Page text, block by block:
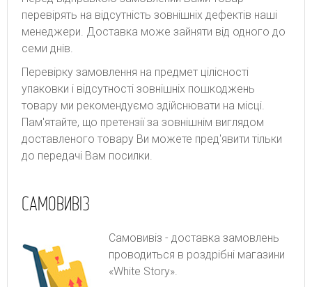
перевірять на відсутність зовнішніх дефектів наші
менеджери. Доставка може зайняти від одного до
семи днів.
Перевірку замовлення на предмет цілісності
упаковки і відсутності зовнішніх пошкоджень
товару ми рекомендуємо здійснювати на місці.
Пам'ятайте, що претензії за зовнішнім виглядом
доставленого товару Ви можете пред'явити тільки
до передачі Вам посилки.
САМОВИВІЗ
Самовивіз - доставка замовлень
проводиться в роздрібні магазини
«White Story».